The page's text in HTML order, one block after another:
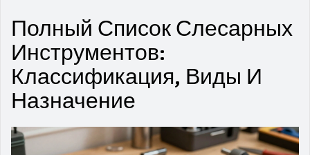
Полный Список Слесарных
Инструментов:
Классификация, Виды И
Назначение